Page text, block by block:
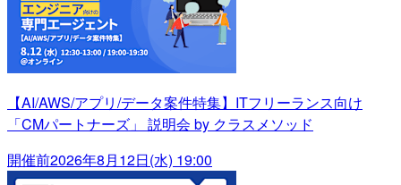
【AI/AWS/アプリ/データ案件特集】ITフリーランス向け
「CMパートナーズ」 説明会 by クラスメソッド
開催前2026年8月12日(水) 19:00